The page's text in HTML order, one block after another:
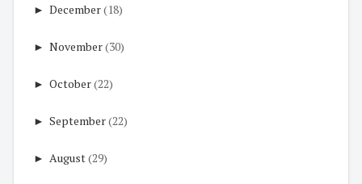
► December(18)
► November(30)
► October(22)
► September(22)
► August(29)